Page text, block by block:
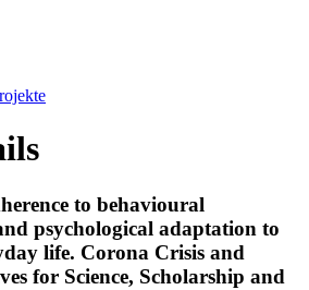
to behavioural
psychological adaptation to
life. Corona Crisis and
for Science, Scholarship and